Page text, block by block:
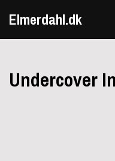
Elmerdahl.dk
Undercover